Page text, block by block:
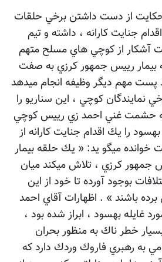
حكايت از دست داشتن برخي حلقات
جنايت كارانه ، داشته و تيم
آشكار از كوچي هاي مسلح متهم
بيمار رييس جمهور كرزي به صفت
پست مهم ديگر وظيفه انجام ميدهد
نمايندگان كوچي ، اين سناريو را
حشمت غني احمد زي رييس كوچي
را يك اقدام جنايت كارانه از
ميگو يد: « يك حلقه بيمار
كرزي ، تلاش ميكند ميان
بوجود آورده تا خود از اين
باشند » . اظهارات آقاي احمد
غايله بهسود ، ابراز شده بود ،
خطر ناك به منظور بحران
به رهبري فاروك وردك دارد كه